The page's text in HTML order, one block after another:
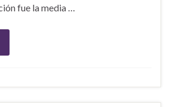
fue la media …